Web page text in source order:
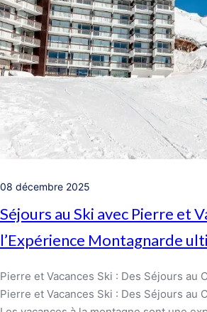
08 décembre 2025
Séjours au Ski avec Pierre et
l’Expérience Montagnarde
Pierre et Vacances Ski : Des Séjours au
Pierre et Vacances Ski : Des Séjours au